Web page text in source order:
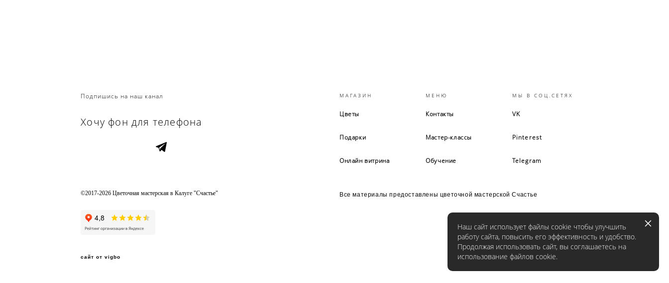
Подпишись на наш канал
Хочу фон для телефона
МАГАЗИН
Цветы
Подарки
Онлайн витрина
МЕНЮ
Контакты
Мастер-классы
Обучение
МЫ В СОЦ.СЕТЯХ
VK
Pinterest
Telegram
©2017-2026 Цветочная мастерская в Калуге "Счастье" Все материалы предоставлены цветочной мастерской Счастье
сайт от vigbo
Наш сайт использует файлы cookie чтобы улучшить
работу сайта, повысить его эффективность и удобство.
Продолжая использовать сайт, вы соглашаетесь на
использование файлов cookie.